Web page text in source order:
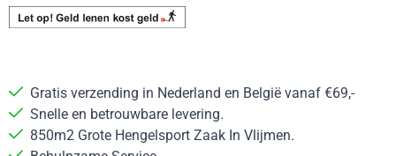
Gratis verzending in Nederland en België vanaf €69,-
Snelle en betrouwbare levering.
850m2 Grote Hengelsport Zaak In Vlijmen.